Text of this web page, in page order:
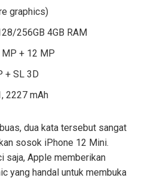
graphics)
256GB 4GB RAM
MP + 12 MP
+ SL 3D
2227 mAh
dua kata tersebut sangat
sosok iPhone 12 Mini.
saja, Apple memberikan
yang handal untuk membuka